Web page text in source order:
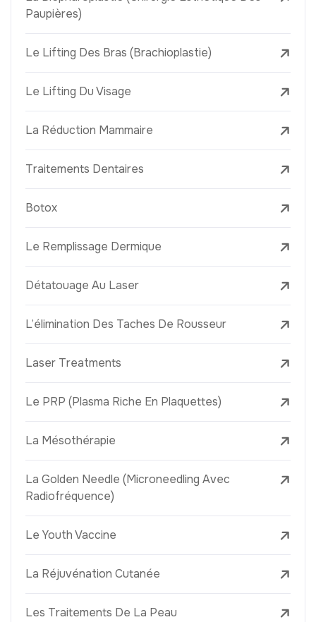
Paupières)
Le Lifting Des Bras (Brachioplastie)
Le Lifting Du Visage
La Réduction Mammaire
Traitements Dentaires
Botox
Le Remplissage Dermique
Détatouage Au Laser
L’élimination Des Taches De Rousseur
Laser Treatments
Le PRP (Plasma Riche En Plaquettes)
La Mésothérapie
La Golden Needle (Microneedling Avec
Radiofréquence)
Le Youth Vaccine
La Réjuvénation Cutanée
Les Traitements De La Peau